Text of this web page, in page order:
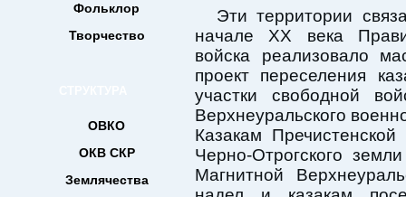
Фольклор
Творчество
ОВКО
ОКВ СКР
Землячества
Эти территории
начале XX века
войска реализовало
проект переселения
участки свободной
Верхнеуральского
Казакам
Черно-Отрогского
Магнитной